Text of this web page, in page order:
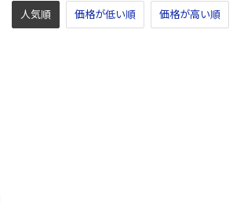
人気順 価格が低い順 価格が高い順